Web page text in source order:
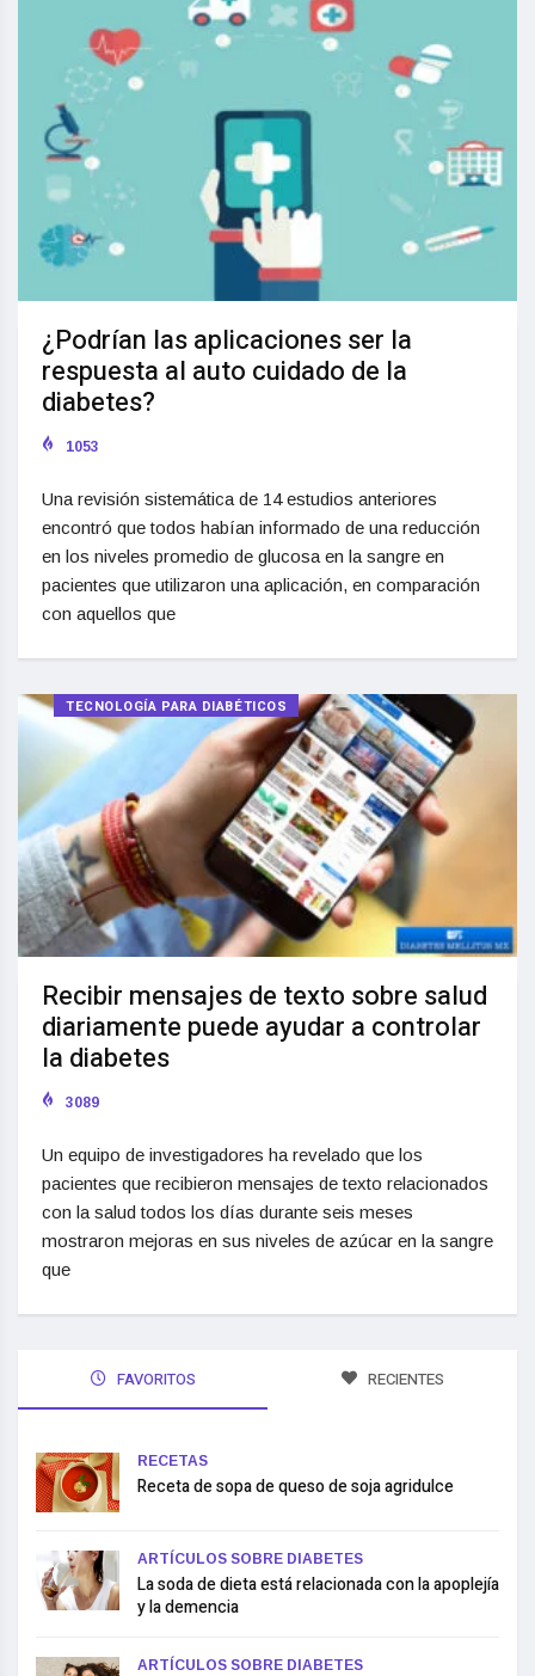
¿Podrían las aplicaciones ser la
respuesta al auto cuidado de la
diabetes?
1053
Una revisión sistemática de 14 estudios anteriores
encontró que todos habían informado de una reducción
en los niveles promedio de glucosa en la sangre en
pacientes que utilizaron una aplicación, en comparación
con aquellos que
TECNOLOGÍA PARA DIABÉTICOS
Recibir mensajes de texto sobre salud
diariamente puede ayudar a controlar
la diabetes
3089
Un equipo de investigadores ha revelado que los
pacientes que recibieron mensajes de texto relacionados
con la salud todos los días durante seis meses
mostraron mejoras en sus niveles de azúcar en la sangre
que
FAVORITOS RECIENTES
RECETAS
Receta de sopa de queso de soja agridulce
ARTÍCULOS SOBRE DIABETES
La soda de dieta está relacionada con la apoplejía
y la demencia
ARTÍCULOS SOBRE DIABETES